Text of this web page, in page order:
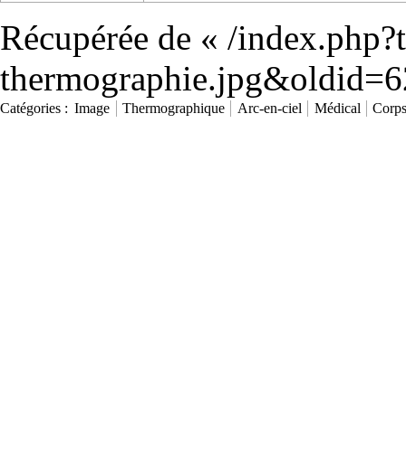
Récupérée de « /
Catégories : Image Thermographique Arc-en-ciel Médical